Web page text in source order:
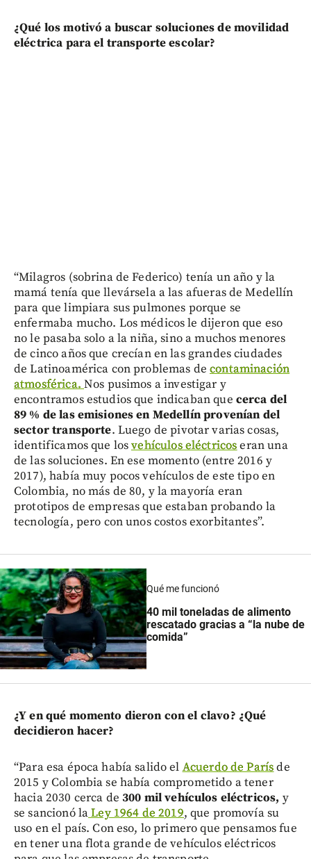
¿Qué los motivó a buscar soluciones de movilidad
eléctrica para el transporte escolar?
“Milagros (sobrina de Federico) tenía un año y la
mamá tenía que llevársela a las afueras de Medellín
para que limpiara sus pulmones porque se
enfermaba mucho. Los médicos le dijeron que eso
no le pasaba solo a la niña, sino a muchos menores
de cinco años que crecían en las grandes ciudades
de Latinoamérica con problemas decontaminación
atmosférica. Nos pusimos a investigar y
encontramos estudios que indicaban que cerca del
89 % de las emisiones en Medellín provenían del
sector transporte. Luego de pivotar varias cosas,
identificamos que losvehículos eléctricoseran una
de las soluciones. En ese momento (entre 2016 y
2017), había muy pocos vehículos de este tipo en
Colombia, no más de 80, y la mayoría eran
prototipos de empresas que estaban probando la
tecnología, pero con unos costos exorbitantes”.
Qué me funcionó
40 mil toneladas de alimento
rescatado gracias a “la nube de
comida”
¿Y en qué momento dieron con el clavo? ¿Qué
decidieron hacer?
“Para esa época había salido el Acuerdo de Parísde
2015 y Colombia se había comprometido a tener
hacia 2030 cerca de 300 mil vehículos eléctricos, y
se sancionó laLey 1964 de 2019, que promovía su
uso en el país. Con eso, lo primero que pensamos fue
en tener una flota grande de vehículos eléctricos